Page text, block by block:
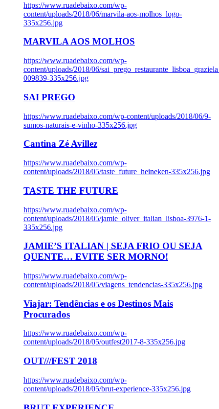
https://www.ruadebaixo.com/wp-
content/uploads/2018/06/marvila-aos-molhos_logo-
335x256.jpg
MARVILA AOS MOLHOS
https://www.ruadebaixo.com/wp-
content/uploads/2018/06/
009839-335x256.jpg
SAI PREGO
https://www.ruadebaixo.com/wp-content/uploads/2018/06/9-
sumos-naturais-e-vinho-335x256.jpg
Cantina Zé Avillez
https://www.ruadebaixo.com/wp-
content/uploads/2018/05/taste_future_heineken-335x256.jpg
TASTE THE FUTURE
https://www.ruadebaixo.com/wp-
content/uploads/2018/05/jamie_oliver_italian_lisboa-3976-1-
335x256.jpg
JAMIE’S ITALIAN | SEJA FRIO OU SEJA
QUENTE… EVITE SER MORNO!
https://www.ruadebaixo.com/wp-
content/uploads/2018/05/viagens_tendencias-335x256.jpg
Viajar: Tendências e os Destinos Mais
Procurados
https://www.ruadebaixo.com/wp-
content/uploads/2018/05/outfest2017-8-335x256.jpg
OUT///FEST 2018
https://www.ruadebaixo.com/wp-
content/uploads/2018/05/brut-experience-335x256.jpg